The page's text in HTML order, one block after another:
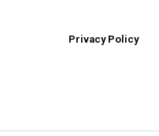
Privacy Policy